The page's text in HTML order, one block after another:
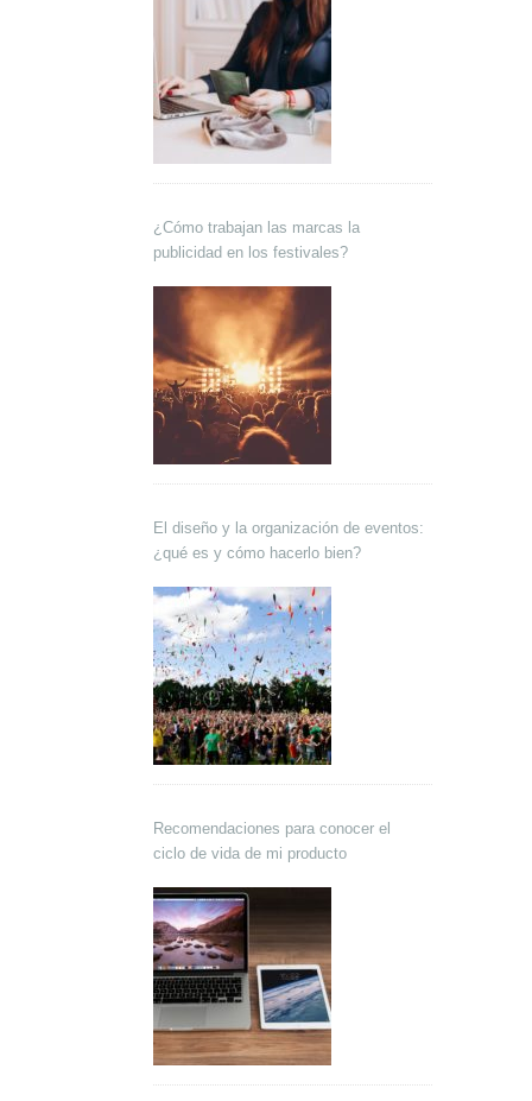
¿Cómo trabajan las marcas la
publicidad en los festivales?
El diseño y la organización de eventos:
¿qué es y cómo hacerlo bien?
Recomendaciones para conocer el
ciclo de vida de mi producto